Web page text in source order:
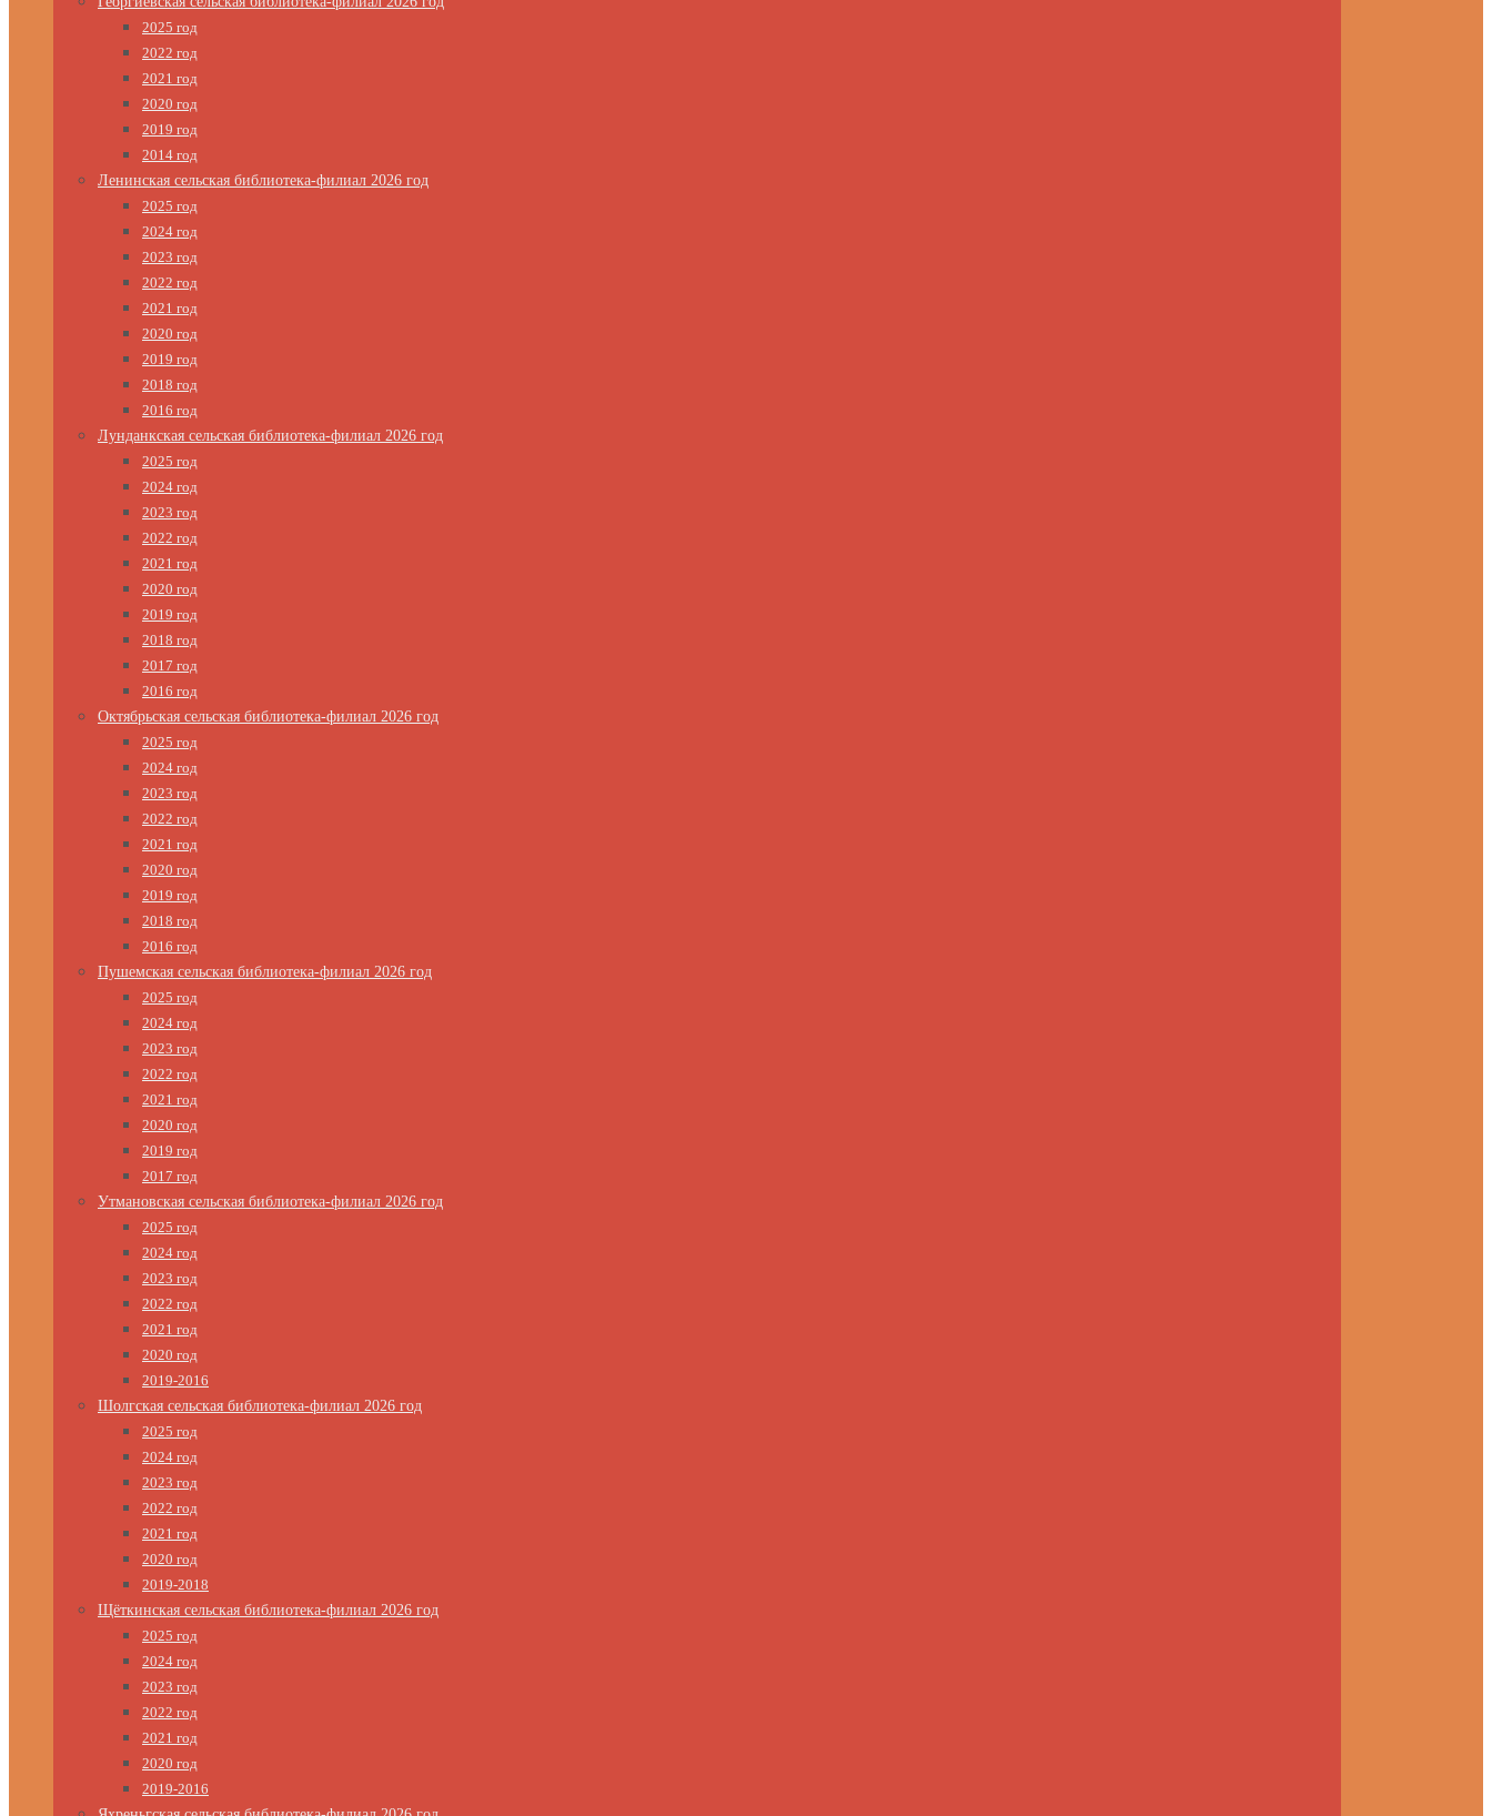
2025 год
2022 год
2021 год
2020 год
2019 год
2014 год
Ленинская сельская библиотека-филиал 2026 год
2025 год
2024 год
2023 год
2022 год
2021 год
2020 год
2019 год
2018 год
2016 год
Лунданкская сельская библиотека-филиал 2026 год
2025 год
2024 год
2023 год
2022 год
2021 год
2020 год
2019 год
2018 год
2017 год
2016 год
Октябрьская сельская библиотека-филиал 2026 год
2025 год
2024 год
2023 год
2022 год
2021 год
2020 год
2019 год
2018 год
2016 год
Пушемская сельская библиотека-филиал 2026 год
2025 год
2024 год
2023 год
2022 год
2021 год
2020 год
2019 год
2017 год
Утмановская сельская библиотека-филиал 2026 год
2025 год
2024 год
2023 год
2022 год
2021 год
2020 год
2019-2016
Шолгская сельская библиотека-филиал 2026 год
2025 год
2024 год
2023 год
2022 год
2021 год
2020 год
2019-2018
Щёткинская сельская библиотека-филиал 2026 год
2025 год
2024 год
2023 год
2022 год
2021 год
2020 год
2019-2016